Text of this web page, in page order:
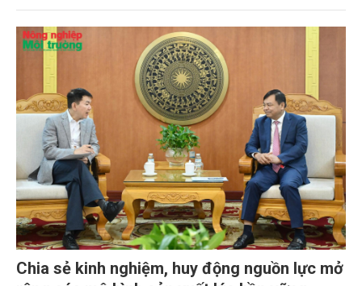
tháng tiếp tục xu hướng giảm; chăn nuôi lợn phát
triển ổn định; chăn nuôi gia cầm duy trì đà tăng
trưởng khá. Diện tích rừng trồng mới và sản lượng
thủy sản đều tăng nhẹ.